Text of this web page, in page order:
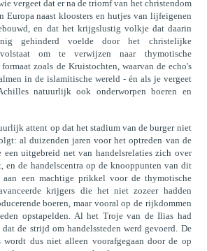
vergeet dat er na de triomf van het christendom
Europa naast kloosters en hutjes van lijfeigenen
en dat het krijgslustig volkje dat daarin
gehinderd voelde door het christelijke
om te verwijzen naar thymotische
zoals de Kruistochten, waarvan de echo's
in de islamitische wereld - én als je vergeet
natuurlijk ook onderworpen boeren en
attent op dat het stadium van de burger niet
al duizenden jaren voor het optreden van de
een uitgebreid net van handelsrelaties zich over
en de handelscentra op de knooppunten van dit
een machtige prikkel voor de thymotische
krijgers die het niet zozeer hadden
boeren, maar vooral op de rijkdommen
opstapelden. Al het Troje van de Ilias had
de strijd om handelssteden werd gevoerd. De
wordt dus niet alleen voorafgegaan door de op